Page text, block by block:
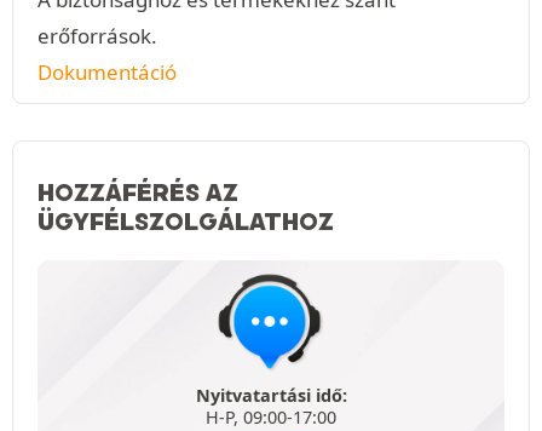
erőforrások.
Dokumentáció
HOZZÁFÉRÉS AZ
ÜGYFÉLSZOLGÁLATHOZ
Nyitvatartási idő:
H-P, 09:00-17:00